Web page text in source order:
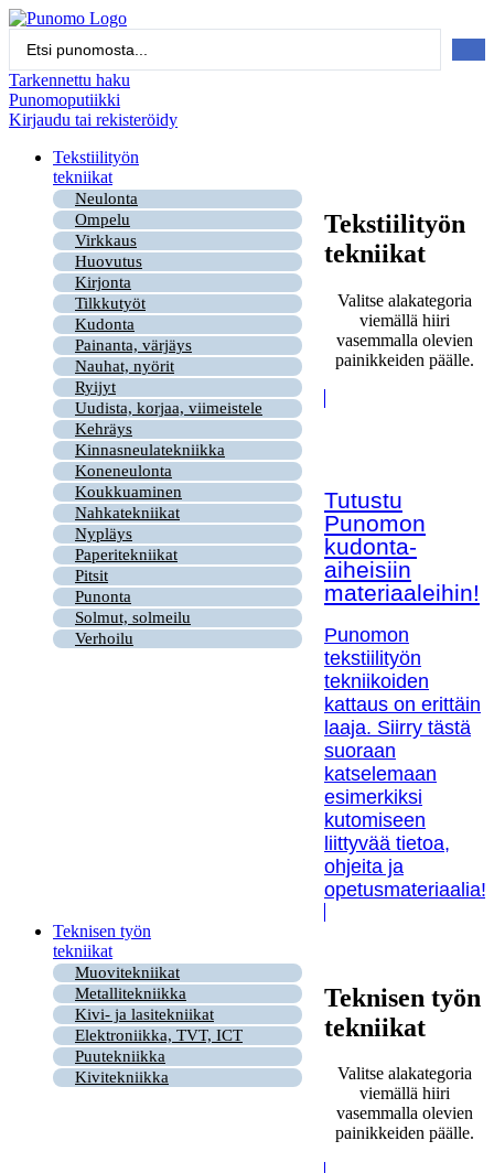
Mene
Tarkennettu haku
Punomoputiikki
Kirjaudu tai rekisteröidy
Tekstiilityön
tekniikat
Neulonta
Ompelu
Virkkaus
Huovutus
Kirjonta
Tilkkutyöt
Kudonta
Painanta, värjäys
Nauhat, nyörit
Ryijyt
Uudista, korjaa, viimeistele
Kehräys
Kinnasneulatekniikka
Koneneulonta
Koukkuaminen
Nahkatekniikat
Nypläys
Paperitekniikat
Pitsit
Punonta
Solmut, solmeilu
Verhoilu
Tekstiilityön
tekniikat
Valitse alakategoria
viemällä hiiri
vasemmalla olevien
painikkeiden päälle.
Tutustu
Punomon
kudonta-
aiheisiin
materiaaleihin!
Punomon
tekstiilityön
tekniikoiden
kattaus on erittäin
laaja. Siirry tästä
suoraan
katselemaan
esimerkiksi
kutomiseen
liittyvää tietoa,
ohjeita ja
opetusmateriaalia!
Teknisen työn
tekniikat
Muovitekniikat
Metallitekniikka
Kivi- ja lasitekniikat
Elektroniikka, TVT, ICT
Puutekniikka
Kivitekniikka
Teknisen työn
tekniikat
Valitse alakategoria
viemällä hiiri
vasemmalla olevien
painikkeiden päälle.